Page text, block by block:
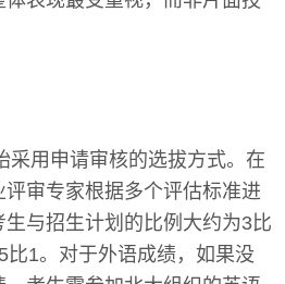
采用申请审核的选拔方式。在
审专家根据多个评估标准进
与招生计划的比例大约为3比
比1。对于外语成绩，如果没